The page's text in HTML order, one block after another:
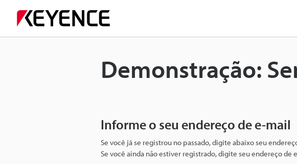
Demonstração:
Informe o seu endereço de e-mail
Se você já se registrou no passado, digite abaixo seu
Se você ainda não estiver registrado, digite seu endereço